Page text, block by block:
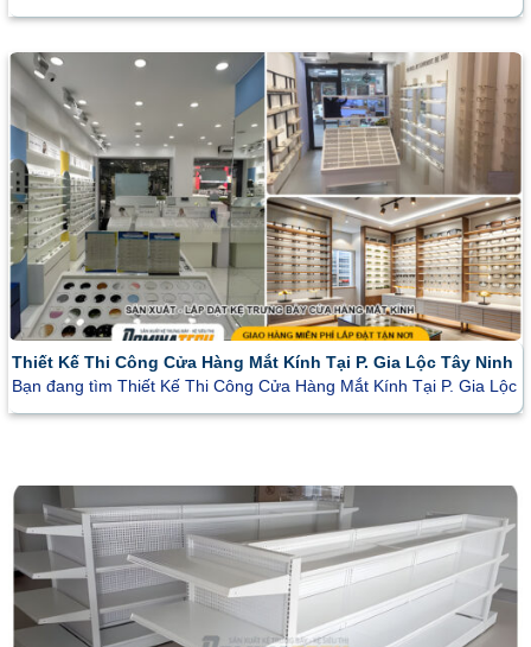
Thiết Kế Thi Công Cửa Hàng Mắt Kính Tại P. Gia Lộc Tây Ninh
Bạn đang tìm Thiết Kế Thi Công Cửa Hàng Mắt Kính Tại P. Gia Lộc